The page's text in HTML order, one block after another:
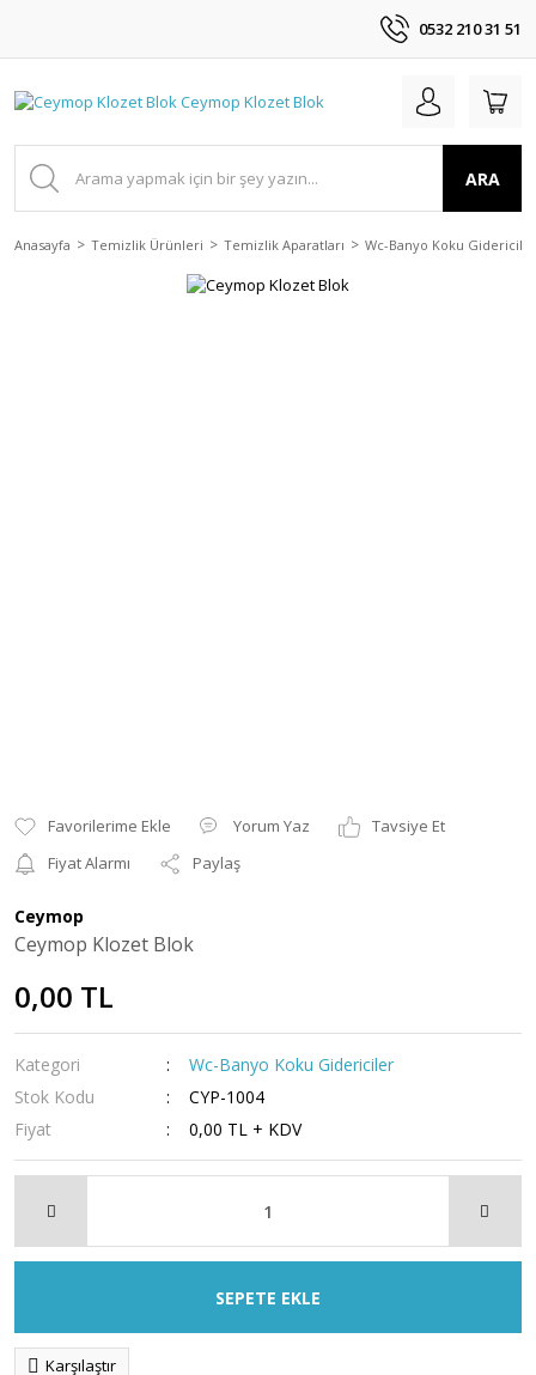
0532 210 31 51
ARA
Anasayfa Temizlik Ürünleri Temizlik Aparatları Wc-Banyo Koku Gidericiler
Yorum Yaz
Tavsiye Et
Fiyat Alarmı
Paylaş
Ceymop
Ceymop Klozet Blok
0,00 TL
Kategori
Wc-Banyo Koku Gidericiler
Stok Kodu
CYP-1004
Fiyat
0,00 TL + KDV
SEPETE EKLE
Karşılaştır